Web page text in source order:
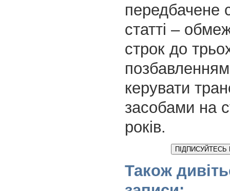
передбачене
статті –
строк до
керувати
засобами на
років.
ПІДПИСУЙТЕСЬ
Також